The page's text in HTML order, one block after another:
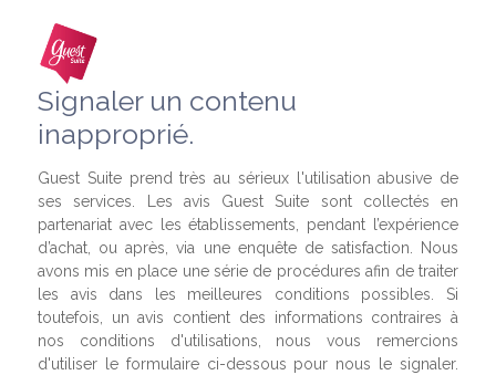
Signaler un contenu
inapproprié.
Guest Suite prend très au sérieux l'utilisation abusive de
ses services. Les avis Guest Suite sont collectés en
partenariat avec les établissements, pendant l’expérience
d’achat, ou après, via une enquête de satisfaction. Nous
avons mis en place une série de procédures afin de traiter
les avis dans les meilleures conditions possibles. Si
toutefois, un avis contient des informations contraires à
nos conditions d'utilisations, nous vous remercions
d'utiliser le formulaire ci-dessous pour nous le signaler.